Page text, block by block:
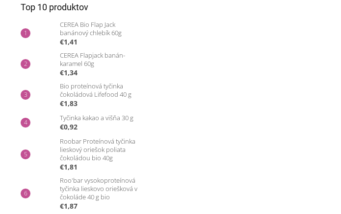
Top 10 produktov
CEREA Bio Flap Jack
banánový chlebík 60g
€1,41
CEREA Flapjack banán-
karamel 60g
€1,34
Bio proteínová tyčinka
čokoládová Lifefood 40 g
€1,83
Tyčinka kakao a višňa 30 g
€0,92
Roobar Proteínová tyčinka
lieskový oriešok poliata
čokoládou bio 40g
€1,81
Roo'bar vysokoproteínová
tyčinka lieskovo oriešková v
čokoláde 40 g bio
€1,87